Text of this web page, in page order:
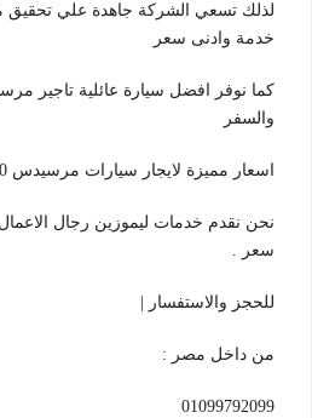
لذلك تسعي الشركة جاهدة علي تحقيق
خدمة وادنى سعر
كما نوفر افضل سيارة عائلية تاجير
والسفر
اسعار مميزة لايجار سيارات مرسيدس S400 – S450 بدون سائق
نحن نقدم خدمات ليموزين رجال
سعر .
للحجز والاستفسار |
من داخل مصر :
01099792099